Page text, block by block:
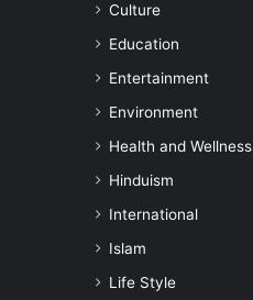
Culture
Education
Entertainment
Environment
Health and Wellness
Hinduism
International
Islam
Life Style